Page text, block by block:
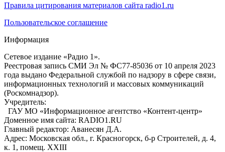
Правила цитирования материалов сайта radio1.ru
Пользовательское соглашение
Информация
Сетевое издание «Радио 1».
Реестровая запись СМИ Эл № ФС77-85036 от 10 апреля 2023
года выдано Федеральной службой по надзору в сфере связи,
информационных технологий и массовых коммуникаций
(Роскомнадзор).
Учредитель:
ГАУ МО «Информационное агентство «Контент-центр»
Доменное имя сайта: RADIO1.RU
Главный редактор: Аванесян Д.А.
Адрес: Московская обл., г. Красногорск, б-р Строителей, д. 4,
к. 1, помещ. XXIII